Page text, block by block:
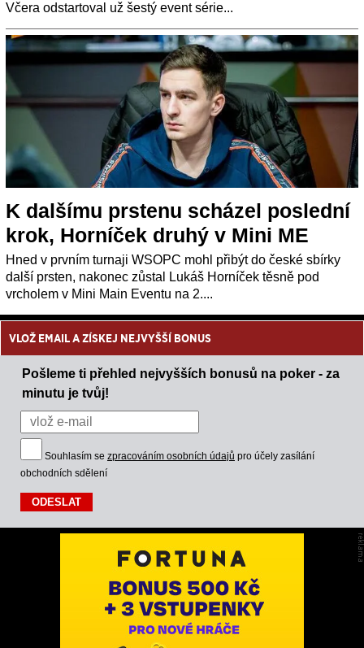
Včera odstartoval už šestý event série...
K dalšímu prstenu scházel poslední
krok, Horníček druhý v Mini ME
Hned v prvním turnaji WSOPC mohl přibýt do české sbírky
další prsten, nakonec zůstal Lukáš Horníček těsně pod
vrcholem v Mini Main Eventu na 2....
VLOŽ EMAIL A ZÍSKEJ NEJVYŠŠÍ BONUS
Pošleme ti přehled nejvyšších bonusů na poker - za
minutu je tvůj!
Souhlasím se zpracováním osobních údajů pro účely zasílání
obchodních sdělení